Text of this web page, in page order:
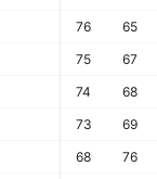
76
65
75
67
74
68
73
69
68
76